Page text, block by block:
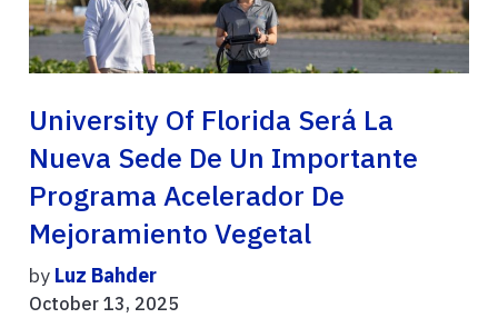
University Of Florida Será La
Nueva Sede De Un Importante
Programa Acelerador De
Mejoramiento Vegetal
by Luz Bahder
October 13, 2025